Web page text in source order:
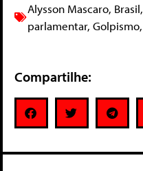
Alysson Mascaro, Brasil,
parlamentar, Golpismo,
Compartilhe: